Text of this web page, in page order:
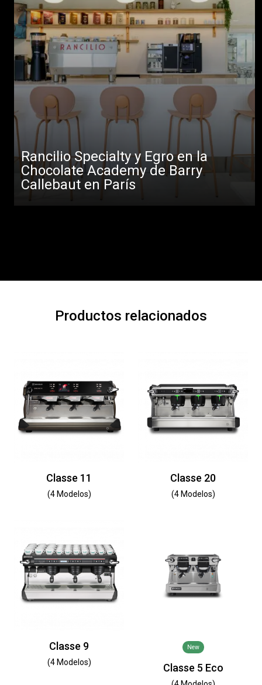
Rancilio Specialty y Egro en la
Chocolate Academy de Barry
Callebaut en París
Productos relacionados
Classe 11
(4 Modelos)
Classe 20
(4 Modelos)
Classe 9
(4 Modelos)
New
Classe 5 Eco